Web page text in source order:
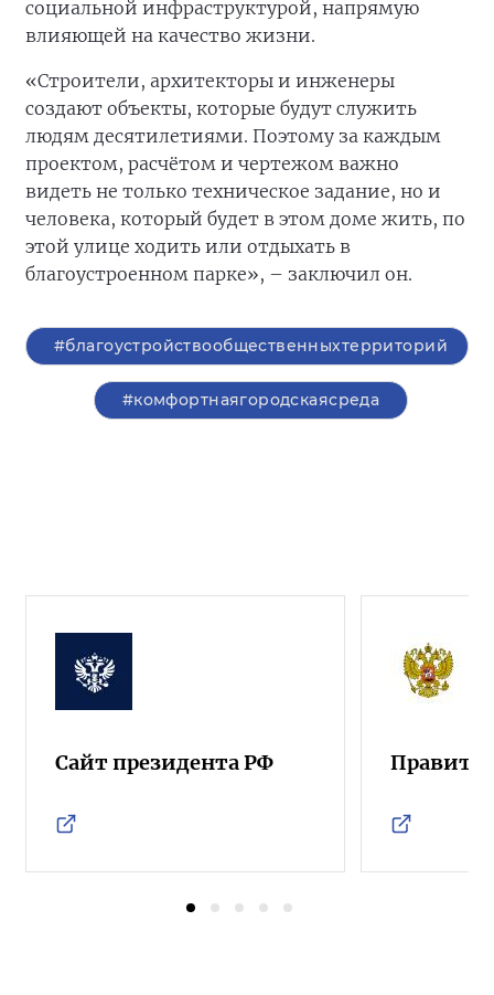
социальной инфраструктурой, напрямую
влияющей на качество жизни.
«Строители, архитекторы и инженеры
создают объекты, которые будут служить
людям десятилетиями. Поэтому за каждым
проектом, расчётом и чертежом важно
видеть не только техническое задание, но и
человека, который будет в этом доме жить, по
этой улице ходить или отдыхать в
благоустроенном парке», – заключил он.
#благоустройствообщественныхтерриторий
#комфортнаягородскаясреда
Сайт президента РФ